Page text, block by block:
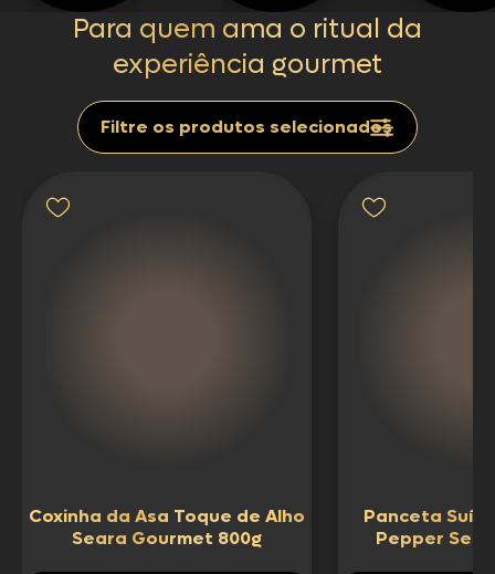
Para quem ama o ritual da
experiência gourmet
Abrir lista de prateleiras
Filtre os produtos selecionados
Coxinha da Asa Toque de Alho
Seara Gourmet 800g
Panceta
Pepper